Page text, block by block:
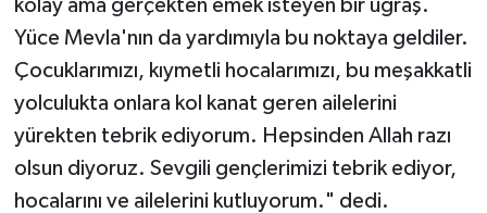
kolay ama gerçekten emek isteyen bir uğraş.
Yüce Mevla'nın da yardımıyla bu noktaya geldiler.
Çocuklarımızı, kıymetli hocalarımızı, bu meşakkatli
yolculukta onlara kol kanat geren ailelerini
yürekten tebrik ediyorum. Hepsinden Allah razı
olsun diyoruz. Sevgili gençlerimizi tebrik ediyor,
hocalarını ve ailelerini kutluyorum." dedi.
Karabük Müftülüğü
Karaman Müftülüğü
Kars Müftülüğü
Kastamonu Müftülüğü